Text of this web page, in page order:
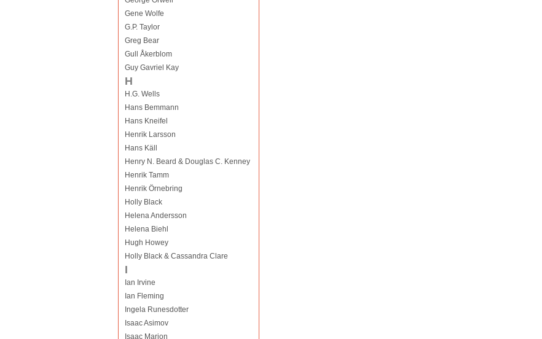
Gene Wolfe
G.P. Taylor
Greg Bear
Gull Åkerblom
Guy Gavriel Kay
H
H.G. Wells
Hans Bemmann
Hans Kneifel
Henrik Larsson
Hans Käll
Henry N. Beard & Douglas C. Kenney
Henrik Tamm
Henrik Örnebring
Holly Black
Helena Andersson
Helena Biehl
Hugh Howey
Holly Black & Cassandra Clare
I
Ian Irvine
Ian Fleming
Ingela Runesdotter
Isaac Asimov
Isaac Marion